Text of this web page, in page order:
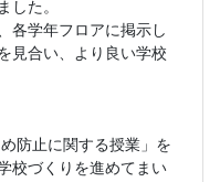
した。
各学年フロアに掲示し
見合い、より良い学校
防止に関する授業」を
校づくりを進めてまい